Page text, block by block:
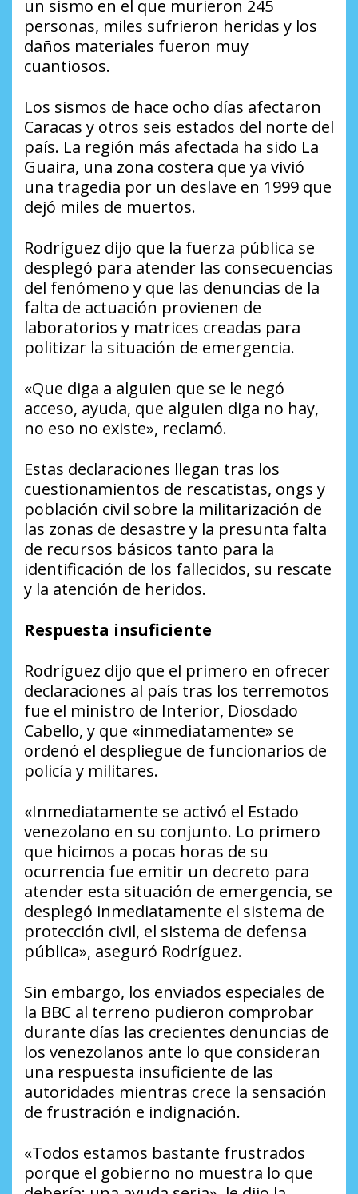
un sismo en el que murieron 245
personas, miles sufrieron heridas y los
daños materiales fueron muy
cuantiosos.
Los sismos de hace ocho días afectaron
Caracas y otros seis estados del norte del
país. La región más afectada ha sido La
Guaira, una zona costera que ya vivió
una tragedia por un deslave en 1999 que
dejó miles de muertos.
Rodríguez dijo que la fuerza pública se
desplegó para atender las consecuencias
del fenómeno y que las denuncias de la
falta de actuación provienen de
laboratorios y matrices creadas para
politizar la situación de emergencia.
«Que diga a alguien que se le negó
acceso, ayuda, que alguien diga no hay,
no eso no existe», reclamó.
Estas declaraciones llegan tras los
cuestionamientos de rescatistas, ongs y
población civil sobre la militarización de
las zonas de desastre y la presunta falta
de recursos básicos tanto para la
identificación de los fallecidos, su rescate
y la atención de heridos.
Respuesta insuficiente
Rodríguez dijo que el primero en ofrecer
declaraciones al país tras los terremotos
fue el ministro de Interior, Diosdado
Cabello, y que «inmediatamente» se
ordenó el despliegue de funcionarios de
policía y militares.
«Inmediatamente se activó el Estado
venezolano en su conjunto. Lo primero
que hicimos a pocas horas de su
ocurrencia fue emitir un decreto para
atender esta situación de emergencia, se
desplegó inmediatamente el sistema de
protección civil, el sistema de defensa
pública», aseguró Rodríguez.
Sin embargo, los enviados especiales de
la BBC al terreno pudieron comprobar
durante días las crecientes denuncias de
los venezolanos ante lo que consideran
una respuesta insuficiente de las
autoridades mientras crece la sensación
de frustración e indignación.
«Todos estamos bastante frustrados
porque el gobierno no muestra lo que